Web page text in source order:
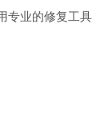
专业的修复工具